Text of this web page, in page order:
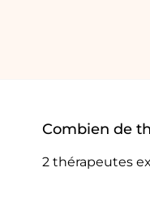
Combien de
2 thérapeutes